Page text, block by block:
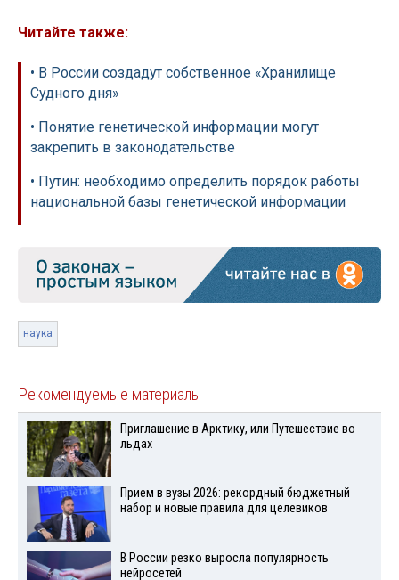
Читайте также:
• В России создадут собственное «Хранилище
Судного дня»
• Понятие генетической информации могут
закрепить в законодательстве
• Путин: необходимо определить порядок работы
национальной базы генетической информации
наука
Рекомендуемые материалы
Приглашение в Арктику, или Путешествие во
льдах
Прием в вузы 2026: рекордный бюджетный
набор и новые правила для целевиков
В России резко выросла популярность
нейросетей